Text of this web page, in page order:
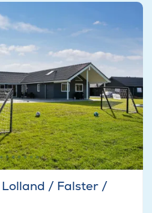
/ Falster /